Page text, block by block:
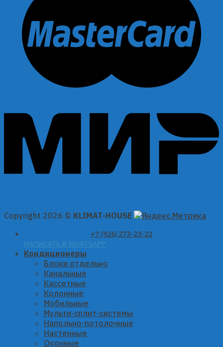
Copyright 2026 © KLIMAT-HOUSE
+7 (926) 273-23-22
НАПИСАТЬ В WHATSAPP
Кондиционеры
Блоки отдельно
Канальные
Кассетные
Колонные
Мобильные
Мульти-сплит-системы
Напольно-потолочные
Настенные
Оконные